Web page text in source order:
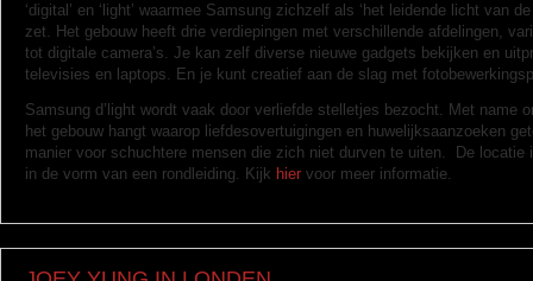
‘digital’ en ‘light’ waarmee Samsung zichzelf als ‘het leidende licht van
zet. Het gebouw heeft drie verdiepingen met verschillende afdelingen,
tot digitale camera’s. Je kan zelf diverse nieuwe gadgets bekijken en
televisies en laptops. En je kunt creatief aan de slag met
Samsung d’light wordt vaak door verliefde stelletjes bezocht. Met name
het gebouw hangt waarop liefdesovertuigingen en huwelijksaanzoeken
manier voor schuchtere mensen die zich niet durven te uiten. De
in de vorm van een rondleiding. Kijk hier voor meer informatie.